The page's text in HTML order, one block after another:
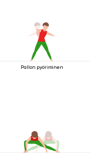
Pallon pyöriminen